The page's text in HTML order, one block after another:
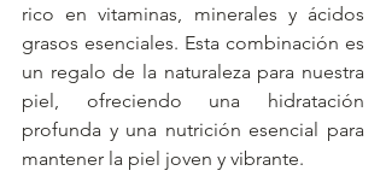
rico en vitaminas, minerales y ácidos
grasos esenciales. Esta combinación es
un regalo de la naturaleza para nuestra
piel, ofreciendo una hidratación
profunda y una nutrición esencial para
mantener la piel joven y vibrante.